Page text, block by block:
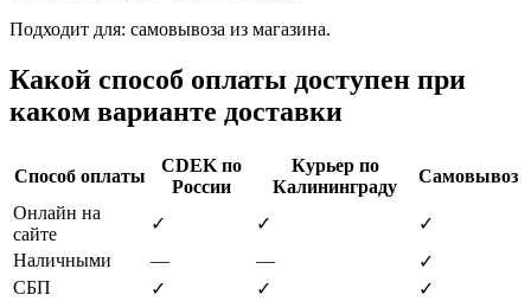
Подходит для: самовывоза из магазина.
Какой способ оплаты доступен при
каком варианте доставки
Способ оплаты
CDEK по
России
Курьер по
Калининграду
Самовывоз
Онлайн на
сайте
✓ ✓
✓
Наличными
— —
✓
СБП
✓ ✓
✓